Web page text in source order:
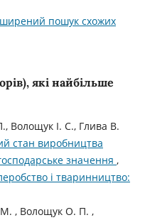
пошук схожих
які найбільше
Волощук І. С., Глива В.
стан виробництва
значення ,
і тваринництво:
, Волощук О. П. ,